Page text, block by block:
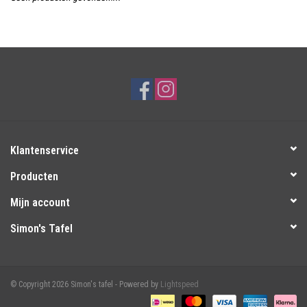
Cadeaubonnen
Klantenservice
Producten
Mijn account
Simon's Tafel
© Copyright 2026 Simon's tafel - Powered by Lightspeed